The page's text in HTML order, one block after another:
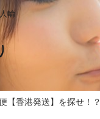
輸
【香港発送】を探せ！？